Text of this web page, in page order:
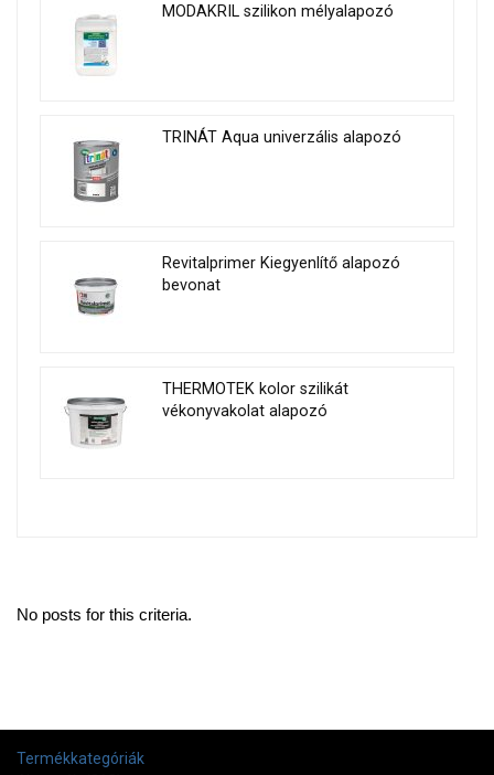
MODAKRIL szilikon mélyalapozó
TRINÁT Aqua univerzális alapozó
Revitalprimer Kiegyenlítő alapozó
bevonat
THERMOTEK kolor szilikát
vékonyvakolat alapozó
No posts for this criteria.
Termékkategóriák